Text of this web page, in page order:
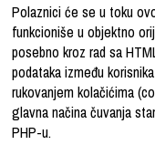
Polaznici će se u toku
funkcioniše u objektno
posebno kroz rad sa
podataka između
rukovanjem kolačićima
glavna načina čuvanja
PHP-u.